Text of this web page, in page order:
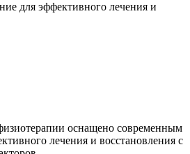
для эффективного лечения и
оснащено современным
лечения и восстановления с